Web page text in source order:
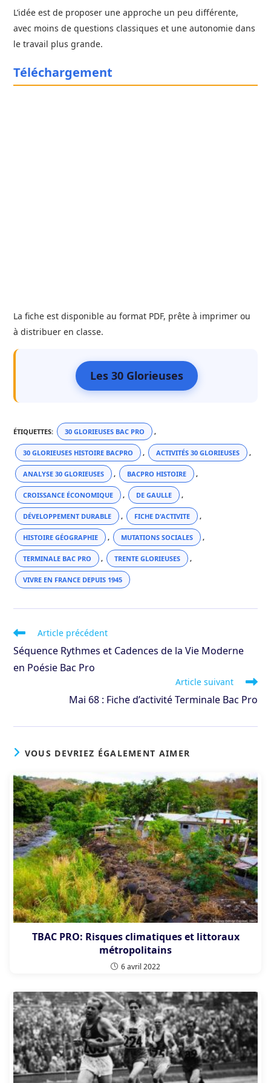
L’idée est de proposer une approche un peu différente,
avec moins de questions classiques et une autonomie dans
le travail plus grande.
Téléchargement
La fiche est disponible au format PDF, prête à imprimer ou
à distribuer en classe.
Les 30 Glorieuses
ÉTIQUETTES: 30 GLORIEUSES BAC PRO ,
30 GLORIEUSES HISTOIRE BACPRO , ACTIVITÉS 30 GLORIEUSES ,
ANALYSE 30 GLORIEUSES , BACPRO HISTOIRE ,
CROISSANCE ÉCONOMIQUE , DE GAULLE ,
DÉVELOPPEMENT DURABLE , FICHE D'ACTIVITE ,
HISTOIRE GÉOGRAPHIE , MUTATIONS SOCIALES ,
TERMINALE BAC PRO , TRENTE GLORIEUSES ,
VIVRE EN FRANCE DEPUIS 1945
Read
more
articles
Article précédent
Séquence Rythmes et Cadences de la Vie Moderne
en Poésie Bac Pro
Article suivant
Mai 68 : Fiche d’activité Terminale Bac Pro
VOUS DEVRIEZ ÉGALEMENT AIMER
TBAC PRO: Risques climatiques et littoraux
métropolitains
6 avril 2022